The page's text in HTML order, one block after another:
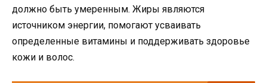
должно быть умеренным. Жиры являются
источником энергии, помогают усваивать
определенные витамины и поддерживать здоровье
кожи и волос.